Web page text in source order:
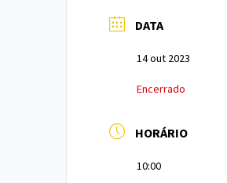
DATA
14 out 2023
Encerrado
HORÁRIO
10:00